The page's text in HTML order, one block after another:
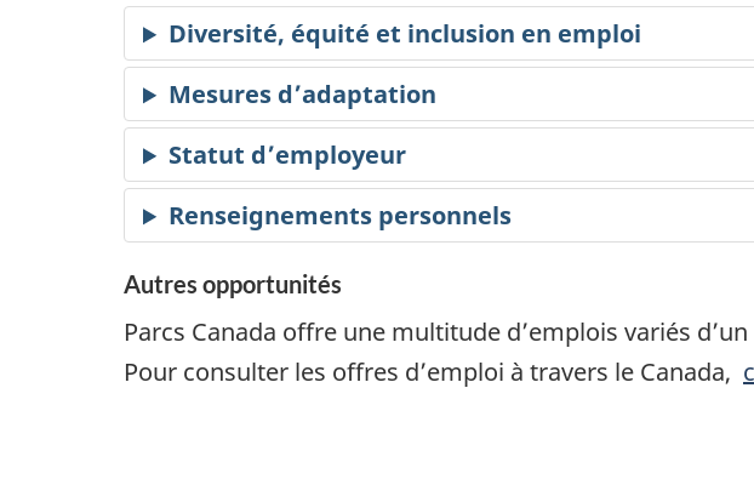
Mesures d’adaptation
Statut d’employeur
Autres opportunités
Parcs Canada offre une multitude d’emplois variés d’un
Pour consulter les offres d’emploi à travers le Canada,